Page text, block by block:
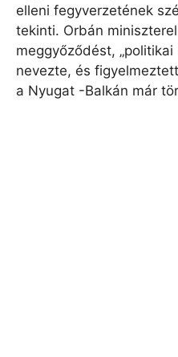
elleni fegyverzetének
tekinti. Orbán
meggyőződést,
nevezte, és
a Nyugat -Balkán már